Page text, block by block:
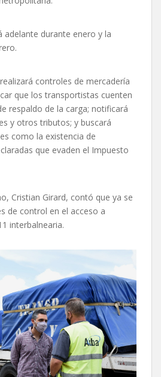
adelante durante enero y la
controles de mercadería
que los transportistas cuenten
respaldo de la carga; notificará
y otros tributos; y buscará
como la existencia de
que evaden el Impuesto
Cristian Girard, contó que ya se
de control en el acceso a
interbalnearia.